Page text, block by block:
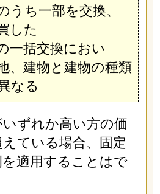
うち一部を交換、
した
一括交換におい
、建物と建物の種類
なる
ずれか高い方の価
ている場合、固定
適用することはで